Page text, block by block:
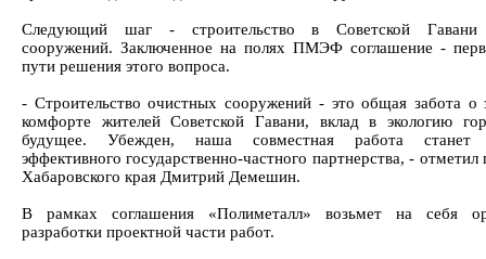
Следующий шаг - строительство в Советской Гавани
сооружений. Заключенное на полях ПМЭФ соглашение -
пути решения этого вопроса.
- Строительство очистных сооружений - это общая забота о
комфорте жителей Советской Гавани, вклад в экологию
будущее. Убежден, наша совместная работа станет
эффективного государственно-частного партнерства, - отметил
Хабаровского края Дмитрий Демешин.
В рамках соглашения «Полиметалл» возьмет на себя
разработки проектной части работ.